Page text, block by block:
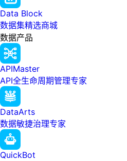
Data Block
数据集精选商城
数据产品
APIMaster
API全生命周期管理专家
DataArts
数据敏捷治理专家
QuickBot